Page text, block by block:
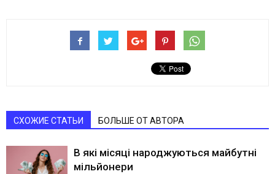
СХОЖИЕ СТАТЬИ БОЛЬШЕ ОТ АВТОРА
В які місяці народжуються майбутні
мільйонери